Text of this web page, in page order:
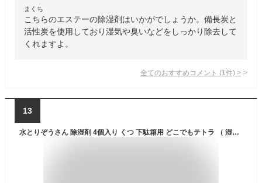
まくち
こちらのエステーの除湿剤はいかがでしょうか。備長炭と
活性炭を使用しており湿気や臭いなどをしっかり除去して
くれますよ。
全てのおすすめコメント (1 件) >
13
水とりぞうさん 除湿剤 4個入り くつ 下駄箱用 どこでもテトラ （ 湿気取り 除湿 脱臭 吸湿 靴用 靴 玄関 下駄箱 吸湿量 20g 4個 玄関収納 活性炭 消臭 汗ムレ 湿気 水取 みずとりぞうさん 水とりゾウさん 収納 ） 【3980円以上送料無料】